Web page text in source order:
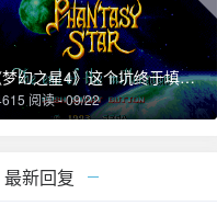
《梦幻之星4》这个坑终于填上了！
阅读 - 09/22
最新回复